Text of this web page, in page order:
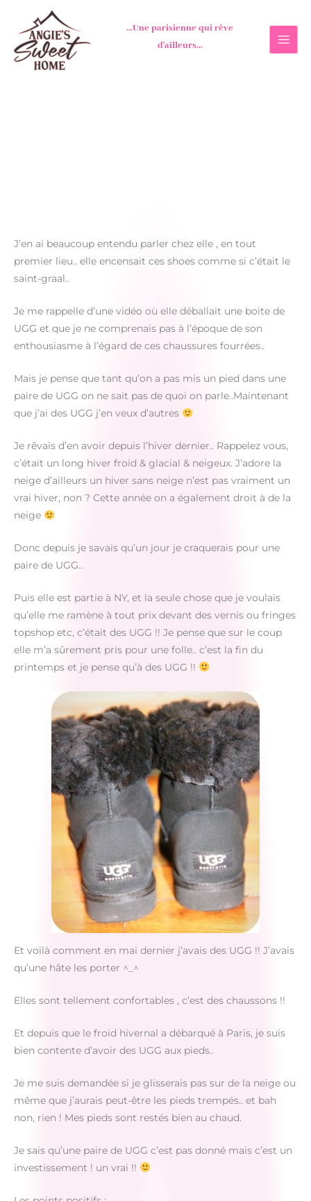
contenu
...Une parisienne qui rêve
d'ailleurs...
J’en ai beaucoup entendu parler chez elle , en tout
premier lieu.. elle encensait ces shoes comme si c’était le
saint-graal..
Je me rappelle d’une vidéo où elle déballait une boite de
UGG et que je ne comprenais pas à l’époque de son
enthousiasme à l’égard de ces chaussures fourrées..
Mais je pense que tant qu’on a pas mis un pied dans une
paire de UGG on ne sait pas de quoi on parle..Maintenant
que j’ai des UGG j’en veux d’autres
Je rêvais d’en avoir depuis l’hiver dernier.. Rappelez vous,
c’était un long hiver froid & glacial & neigeux. J’adore la
neige d’ailleurs un hiver sans neige n’est pas vraiment un
vrai hiver, non ? Cette année on a également droit à de la
neige
Donc depuis je savais qu’un jour je craquerais pour une
paire de UGG..
Puis elle est partie à NY, et la seule chose que je voulais
qu’elle me ramène à tout prix devant des vernis ou fringes
topshop etc, c’était des UGG !! Je pense que sur le coup
elle m’a sûrement pris pour une folle.. c’est la fin du
printemps et je pense qu’à des UGG !!
Et voilà comment en mai dernier j’avais des UGG !! J’avais
qu’une hâte les porter ^_^
Elles sont tellement confortables , c’est des chaussons !!
Et depuis que le froid hivernal a débarqué à Paris, je suis
bien contente d’avoir des UGG aux pieds..
Je me suis demandée si je glisserais pas sur de la neige ou
même que j’aurais peut-être les pieds trempés.. et bah
non, rien ! Mes pieds sont restés bien au chaud.
Je sais qu’une paire de UGG c’est pas donné mais c’est un
investissement ! un vrai !!